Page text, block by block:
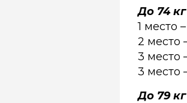
До 74
1 место –
2 место
3 место
3 место
До 79